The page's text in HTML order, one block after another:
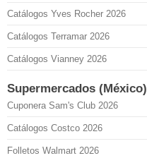
Catálogos Yves Rocher 2026
Catálogos Terramar 2026
Catálogos Vianney 2026
Supermercados (México)
Cuponera Sam's Club 2026
Catálogos Costco 2026
Folletos Walmart 2026